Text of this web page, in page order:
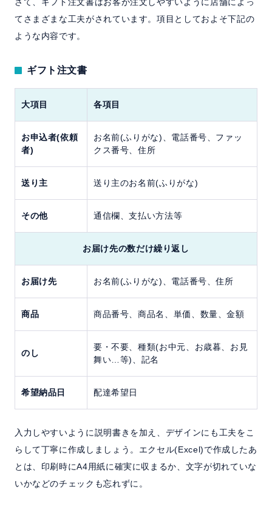
てさまざまな工夫がされています。項目としておよそ下記の
ような内容です。
ギフト注文書
大項目 各項目
お申込者(依頼
者)
お名前(ふりがな)、電話番号、ファッ
クス番号、住所
送り主 送り主のお名前(ふりがな)
その他 通信欄、支払い方法等
お届け先の数だけ繰り返し
お届け先 お名前(ふりがな)、電話番号、住所
商品 商品番号、商品名、単価、数量、金額
のし
要・不要、種類(お中元、お歳暮、お見
舞い…等)、記名
希望納品日 配達希望日
入力しやすいように説明書きを加え、デザインにも工夫をこ
らして丁寧に作成しましょう。エクセル(Excel)で作成したあ
とは、印刷時にA4用紙に確実に収まるか、文字が切れていな
いかなどのチェックも忘れずに。